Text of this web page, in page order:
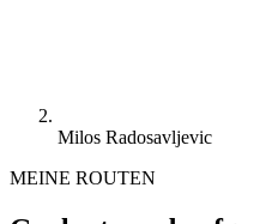
Milos Radosavljevic
MEINE ROUTEN